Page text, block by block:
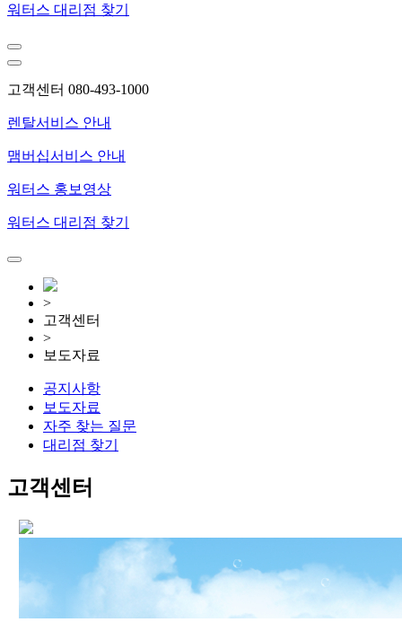
워터스 대리점 찾기
고객센터 080-493-1000
렌탈서비스 안내
맴버십서비스 안내
워터스 홍보영상
워터스 대리점 찾기
>
고객센터
>
보도자료
공지사항
보도자료
자주 찾는 질문
대리점 찾기
고객센터